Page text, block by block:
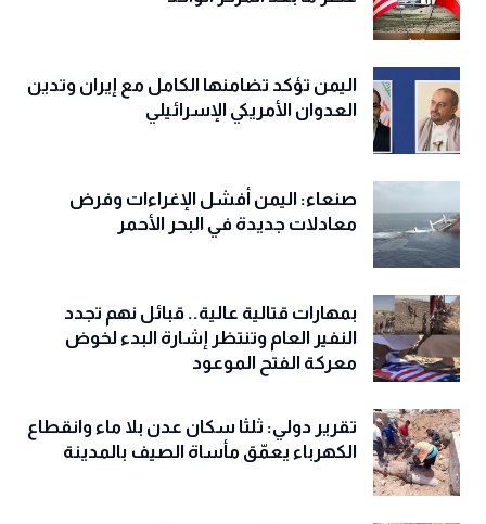
اليمن تؤكد تضامنها الكامل مع إيران وتدين
العدوان الأمريكي الإسرائيلي
صنعاء: اليمن أفشل الإغراءات وفرض
معادلات جديدة في البحر الأحمر
بمهارات قتالية عالية.. قبائل نهم تجدد
النفير العام وتنتظر إشارة البدء لخوض
معركة الفتح الموعود
تقرير دولي: ثلثا سكان عدن بلا ماء وانقطاع
الكهرباء يعمّق مأساة الصيف بالمدينة